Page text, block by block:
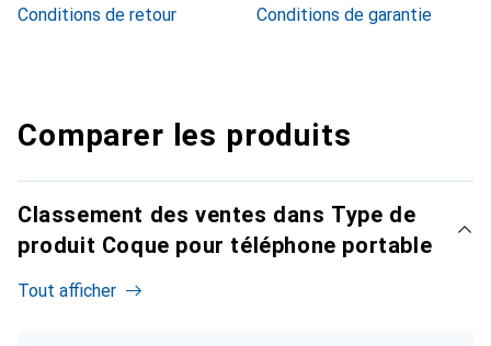
Conditions de retour
Conditions de garantie
Comparer les produits
Classement des ventes dans Type de
produit Coque pour téléphone portable
Tout afficher